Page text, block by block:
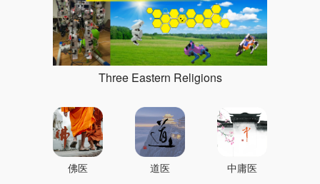
Three Eastern Religions
佛医 道医 中庸医